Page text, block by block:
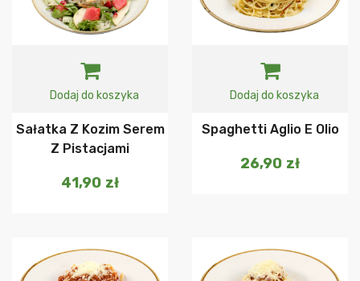
Dodaj do koszyka
Sałatka Z Kozim Serem
Z Pistacjami
41,90 zł
Dodaj do koszyka
Spaghetti Aglio E Olio
26,90 zł